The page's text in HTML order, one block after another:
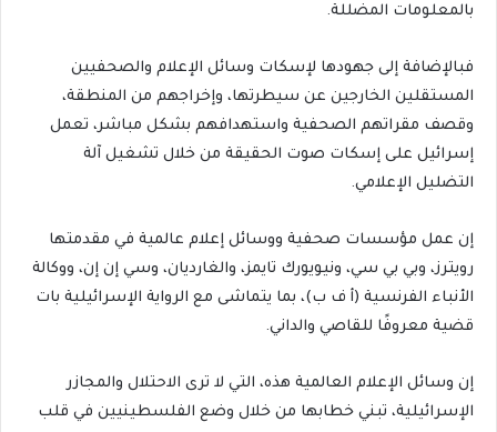
بالمعلومات المضللة.
فبالإضافة إلى جهودها لإسكات وسائل الإعلام والصحفيين
المستقلين الخارجين عن سيطرتها، وإخراجهم من المنطقة،
وقصف مقراتهم الصحفية واستهدافهم بشكل مباشر، تعمل
إسرائيل على إسكات صوت الحقيقة من خلال تشغيل آلة
التضليل الإعلامي.
إن عمل مؤسسات صحفية ووسائل إعلام عالمية في مقدمتها
رويترز، وبي بي سي، ونيويورك تايمز، والغارديان، وسي إن إن، ووكالة
الأنباء الفرنسية (أ ف ب)، بما يتماشى مع الرواية الإسرائيلية بات
قضية معروفًا للقاصي والداني.
إن وسائل الإعلام العالمية هذه، التي لا ترى الاحتلال والمجازر
الإسرائيلية، تبني خطابها من خلال وضع الفلسطينيين في قلب